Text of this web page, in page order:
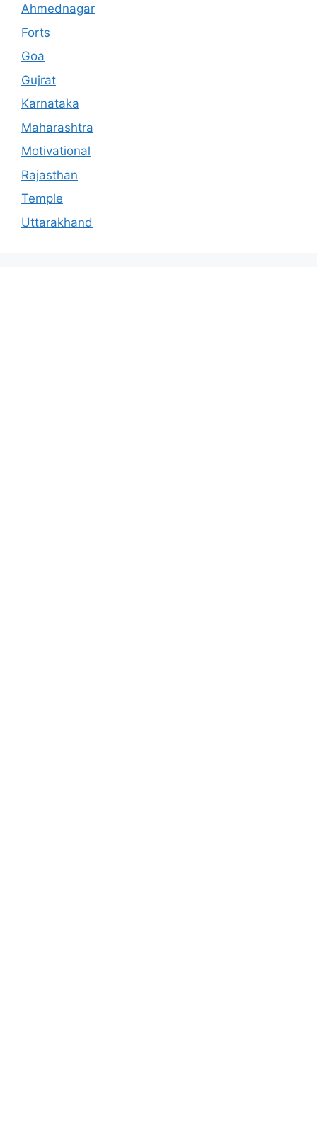
Ahmednagar
Forts
Goa
Gujrat
Karnataka
Maharashtra
Motivational
Rajasthan
Temple
Uttarakhand